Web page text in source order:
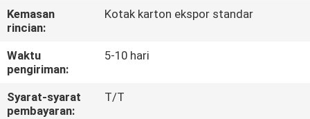
KONTROL
KUALITAS
HUBUNGI
KAMI
Kemasan
rincian:
Kotak karton ekspor standar
Waktu
pengiriman:
5-10 hari
Syarat-syarat
pembayaran:
T/T